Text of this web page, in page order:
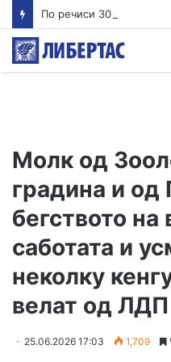
Молк од
градина и од
бегството на
саботата и
неколку
велат од ЛДП
25.06.2026 17:03 1,709